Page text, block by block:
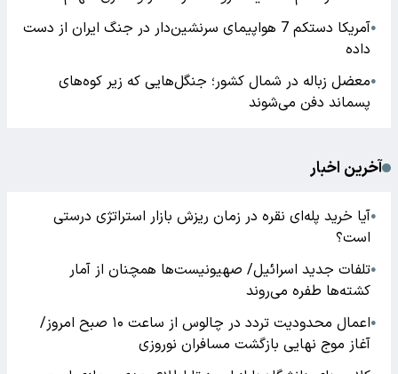
●
آمریکا دستکم 7 هواپیمای سرنشین‌دار در جنگ ایران از دست
داده
●معضل زباله در شمال کشور؛ جنگل‌هایی که زیر کوه‌های
پسماند دفن می‌شوند
آخرین اخبار
●آیا خرید پله‌ای نقره در زمان ریزش بازار استراتژی درستی
است؟
●تلفات جدید اسرائیل/ صهیونیست‌ها همچنان از آمار
کشته‌ها طفره می‌روند
●
اعمال محدودیت تردد در چالوس از ساعت ۱۰ صبح امروز/
آغاز موج نهایی بازگشت مسافران نوروزی